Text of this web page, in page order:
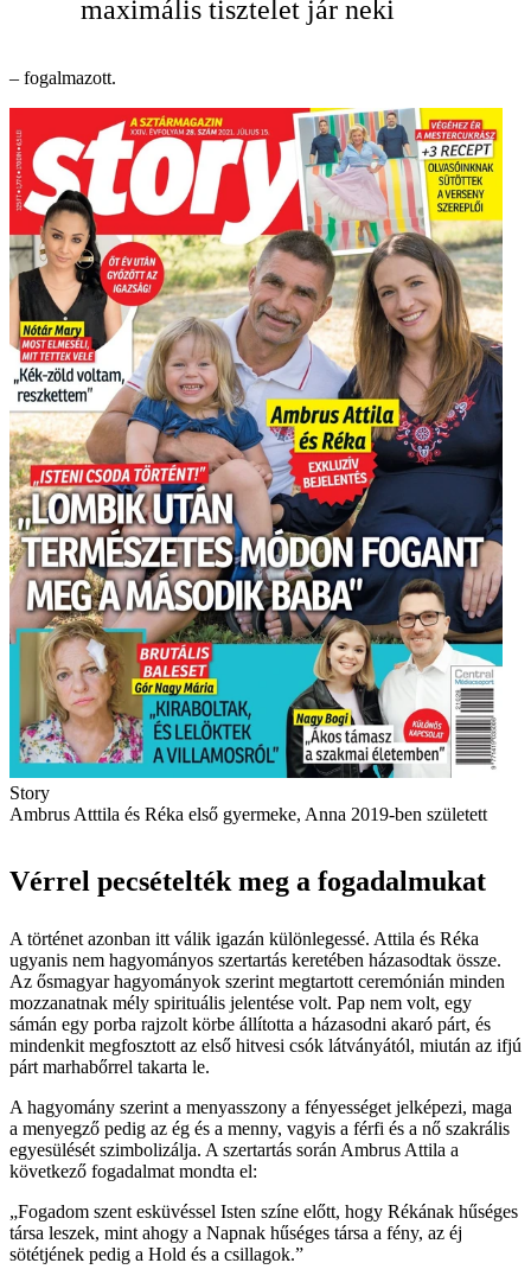
maximális tisztelet jár neki
– fogalmazott.
Story
Ambrus Atttila és Réka első gyermeke, Anna 2019-ben született
Vérrel pecsételték meg a fogadalmukat
A történet azonban itt válik igazán különlegessé. Attila és Réka
ugyanis nem hagyományos szertartás keretében házasodtak össze.
Az ősmagyar hagyományok szerint megtartott ceremónián minden
mozzanatnak mély spirituális jelentése volt. Pap nem volt, egy
sámán egy porba rajzolt körbe állította a házasodni akaró párt, és
mindenkit megfosztott az első hitvesi csók látványától, miután az ifjú
párt marhabőrrel takarta le.
A hagyomány szerint a menyasszony a fényességet jelképezi, maga
a menyegző pedig az ég és a menny, vagyis a férfi és a nő szakrális
egyesülését szimbolizálja. A szertartás során Ambrus Attila a
következő fogadalmat mondta el:
„Fogadom szent esküvéssel Isten színe előtt, hogy Rékának hűséges
társa leszek, mint ahogy a Napnak hűséges társa a fény, az éj
sötétjének pedig a Hold és a csillagok.”